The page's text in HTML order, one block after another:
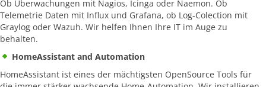
Ob Überwachungen mit Nagios, Icinga oder Naemon. Ob
Telemetrie Daten mit Influx und Grafana, ob Log-Colection mit
Graylog oder Wazuh. Wir helfen Ihnen Ihre IT im Auge zu
behalten.
HomeAssistant and Automation
HomeAssistant ist eines der mächtigsten OpenSource Tools für